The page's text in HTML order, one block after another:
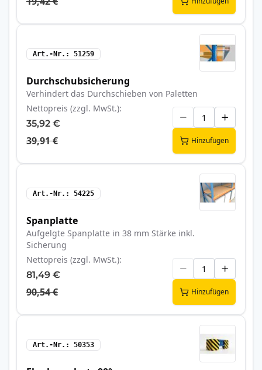
Art.-Nr. 51259
Durchschubsicherung
Verhindert das Durchschieben von Paletten
Nettopreis (zzgl. MwSt.)
35,92 €
39,91 € Hinzufügen
Art.-Nr. 54225
Spanplatte
Aufgelgte Spanplatte in 38 mm Stärke inkl.
Sicherung
Nettopreis (zzgl. MwSt.)
81,49 €
90,54 € Hinzufügen
Art.-Nr. 50353